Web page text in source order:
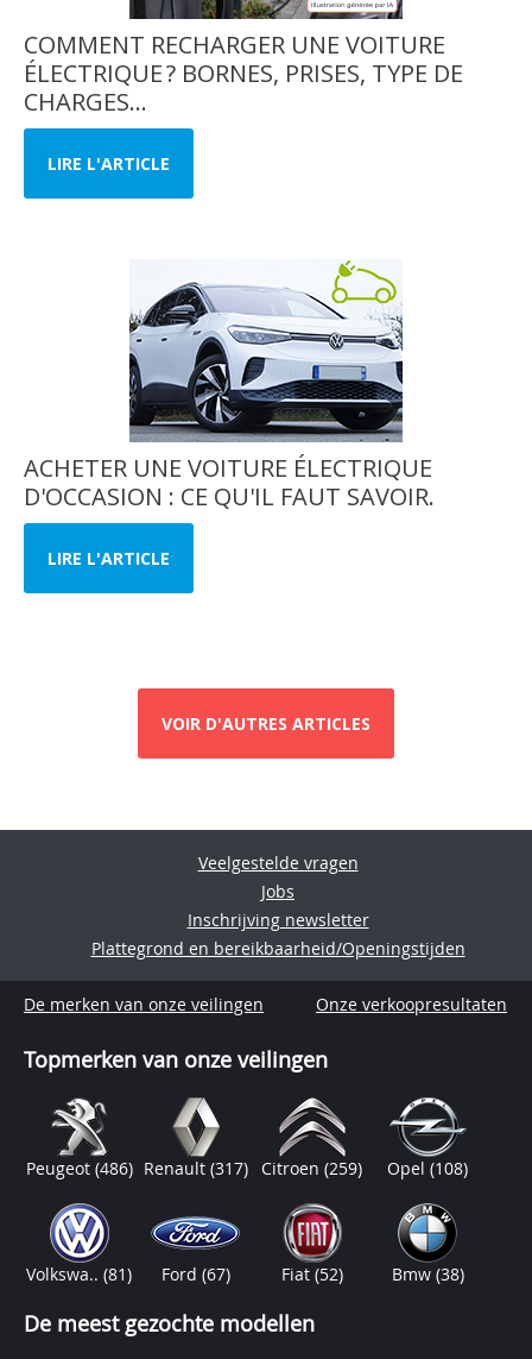
COMMENT RECHARGER UNE VOITURE
ÉLECTRIQUE ? BORNES, PRISES, TYPE DE
CHARGES...
LIRE L'ARTICLE
ACHETER UNE VOITURE ÉLECTRIQUE
D'OCCASION : CE QU'IL FAUT SAVOIR.
LIRE L'ARTICLE
VOIR D'AUTRES ARTICLES
Veelgestelde vragen
Jobs
Inschrijving newsletter
Plattegrond en bereikbaarheid/Openingstijden
De merken van onze veilingen Onze verkoopresultaten
Topmerken van onze veilingen
Peugeot (486) Renault (317) Citroen(259) Opel(108)
Volkswa..(81) Ford (67) Fiat (52) Bmw (38)
De meest gezochte modellen